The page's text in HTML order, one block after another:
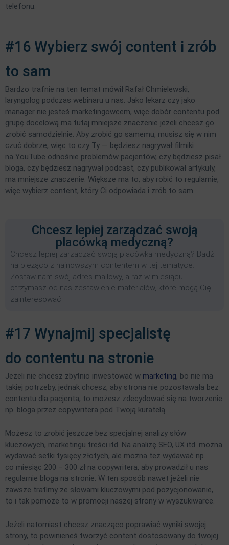
telefonu.
#16 Wybierz swój content i zrób
to sam
Bardzo trafnie na ten temat mówił Rafał Chmielewski,
laryngolog podczas webinaru u nas. Jako lekarz czy jako
manager nie jesteś marketingowcem, więc dobór contentu pod
grupę docelową ma tutaj mniejsze znaczenie jeżeli chcesz go
zrobić samodzielnie. Aby zrobić go samemu, musisz się w nim
czuć dobrze, więc to czy Ty — będziesz nagrywał filmiki
na YouTube odnośnie problemów pacjentów, czy będziesz pisał
bloga, czy będziesz nagrywał podcast, czy publikował artykuły,
ma mniejsze znaczenie. Większe ma to, aby robić to regularnie,
więc wybierz content, który Ci odpowiada i zrób to sam.
Chcesz lepiej zarządzać swoją
placówką medyczną?
Chcesz lepiej zarządzać swoją placówką medyczną? Bądź
na bieżąco z najnowszym contentem w tej tematyce.
Zostaw nam swój adres mailowy, a raz w miesiącu
otrzymasz od nas zestawienie materiałów, które mogą Cię
zainteresować.
#17 Wynajmij specjalistę
do contentu na stronie
Jeżeli nie chcesz zbytnio inwestować w marketing, bo nie ma
takiej potrzeby, jednak chcesz, aby strona nie pozostawała bez
contentu dla pacjenta, to możesz zdecydować się na tworzenie
np. bloga przez copywritera pod Twoją kuratelą.
Możesz to zrobić jeszcze bez specjalnej analizy słów
kluczowych, marketingu treści itd. Na analizę SEO, UX itd. można
wydawać setki tysięcy złotych, ale można też wydawać np.
co miesiąc 200 – 300 zł na copywritera, aby prowadził u nas
regularnie bloga na stronie. W ten sposób nawet jeżeli nie
zawsze trafimy ze słowami kluczowymi pod pozycjonowanie,
to i tak pomoże to w promocji naszej strony w wyszukiwarce.
Jeżeli natomiast chcesz znacząco poprawiać wyniki swojej
strony, to powinieneś tworzyć content dostosowany do twojej